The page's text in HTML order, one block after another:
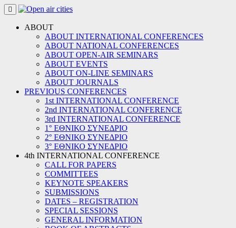
Skip
to
contentABOUT
ABOUT INTERNATIONAL CONFERENCES
ABOUT NATIONAL CONFERENCES
ABOUT OPEN-AIR SEMINARS
ABOUT EVENTS
ABOUT ON-LINE SEMINARS
ABOUT JOURNALS
PREVIOUS CONFERENCES
1st INTERNATIONAL CONFERENCE
2nd INTERNATIONAL CONFERENCE
3rd INTERNATIONAL CONFERENCE
1° ΕΘΝΙΚΟ ΣΥΝΕΔΡΙΟ
2° ΕΘΝΙΚΟ ΣΥΝΕΔΡΙΟ
3° ΕΘΝΙΚΟ ΣΥΝΕΔΡΙΟ
4th INTERNATIONAL CONFERENCE
CALL FOR PAPERS
COMMITTEES
KEYNOTE SPEAKERS
SUBMISSIONS
DATES – REGISTRATION
SPECIAL SESSIONS
GENERAL INFORMATION